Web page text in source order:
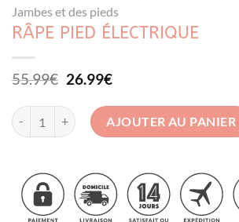
Jambes et des pieds
RÂPE PIED ÉLECTRIQUE
55.99€ Le
initial
était :
55.99€.
26.99€Le
actuel
est :
26.99€.
quantité de Râpe Pied ÉlectriqueAJOUTER AU PANIER